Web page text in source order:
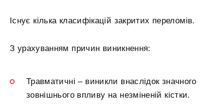
Існує кілька класифікацій закритих переломів.
З урахуванням причин виникнення:
Травматичні – виникли внаслідок значного
зовнішнього впливу на незміненій кістки.